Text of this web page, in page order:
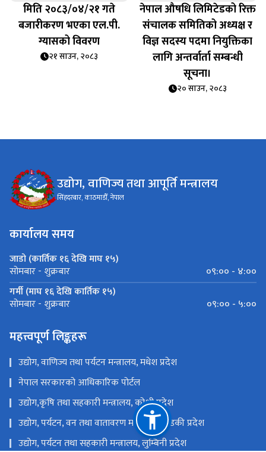
मिति २०८३/०४/२१ गते
बजारीकरण भएका एल.पी.
ग्यासको विवरण
२१ साउन, २०८३
नेपाल औषधि लिमिटेडको रिक्त
संचालक समितिको अध्यक्ष र
विज्ञ सदस्य पदमा नियुक्तिका
लागि अन्तर्वार्ता सम्बन्धी
सूचना।
२० साउन, २०८३
उद्योग, वाणिज्य तथा आपूर्ति मन्त्रालय
सिंहदरबार, काठमाडौँ, नेपाल
कार्यालय समय
जाडो (कार्तिक १६ देखि माघ १५)
सोमबार - शुक्रबार
०९:०० - ४:००
गर्मी (माघ १६ देखि कार्तिक १५)
सोमबार - शुक्रबार ०९:०० - ५:००
महत्त्वपूर्ण लिङ्कहरू
उद्योग, वाणिज्य तथा पर्यटन मन्त्रालय, मधेश प्रदेश
नेपाल सरकारको आधिकारिक पोर्टल
उद्योग,कृषि तथा सहकारी मन्त्रालय, कोशी प्रदेश
उद्योग, पर्यटन, वन तथा वातावरण मन्त्रालय, गण्डकी प्रदेश
उद्योग, पर्यटन तथा सहकारी मन्त्रालय, लुम्बिनी प्रदेश